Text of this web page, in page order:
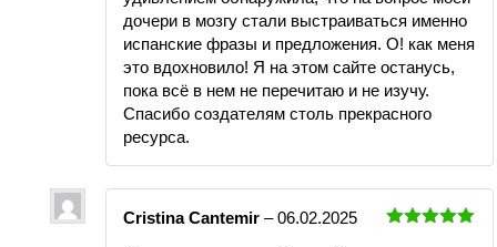
дочери в мозгу стали выстраиваться именно
испанские фразы и предложения. О! как меня
это вдохновило! Я на этом сайте останусь,
пока всё в нем не перечитаю и не изучу.
Спасибо создателям столь прекрасного
ресурса.
Cristina Cantemir – 06.02.2025